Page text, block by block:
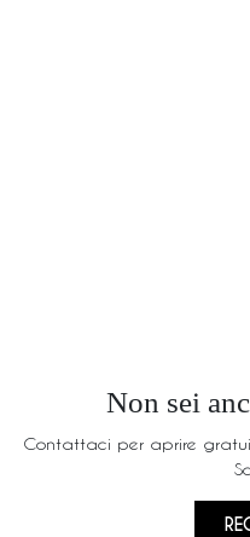
Non sei
Contattaci per aprire